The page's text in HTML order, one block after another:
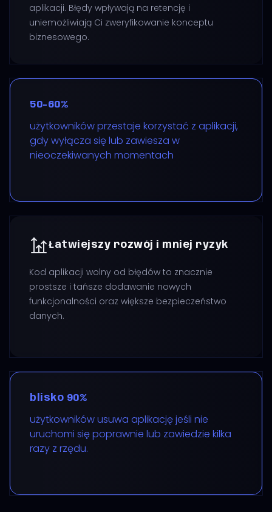
aplikacji. Błędy wpływają na retencję i
uniemożliwiają Ci zweryfikowanie konceptu
biznesowego.
50-60%
użytkowników przestaje korzystać z aplikacji,
gdy wyłącza się lub zawiesza w
nieoczekiwanych momentach
Łatwiejszy rozwój i mniej ryzyk
Kod aplikacji wolny od błędów to znacznie
prostsze i tańsze dodawanie nowych
funkcjonalności oraz większe bezpieczeństwo
danych.
blisko 90%
użytkowników usuwa aplikację jeśli nie
uruchomi się poprawnie lub zawiedzie kilka
razy z rzędu.